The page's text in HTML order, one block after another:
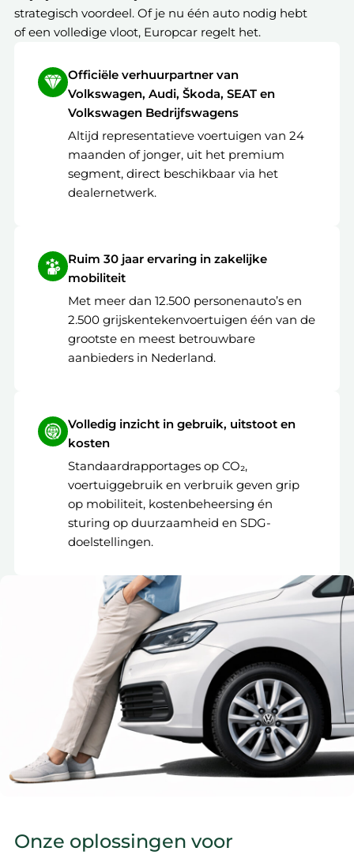
strategisch voordeel. Of je nu één auto nodig hebt
of een volledige vloot, Europcar regelt het.
Officiële verhuurpartner van
Volkswagen, Audi, Škoda, SEAT en
Volkswagen Bedrijfswagens
Altijd representatieve voertuigen van 24
maanden of jonger, uit het premium
segment, direct beschikbaar via het
dealernetwerk.
Ruim 30 jaar ervaring in zakelijke
mobiliteit
Met meer dan 12.500 personenauto’s en
2.500 grijskentekenvoertuigen één van de
grootste en meest betrouwbare
aanbieders in Nederland.
Volledig inzicht in gebruik, uitstoot en
kosten
Standaardrapportages op CO₂,
voertuiggebruik en verbruik geven grip
op mobiliteit, kostenbeheersing én
sturing op duurzaamheid en SDG-
doelstellingen.
Onze oplossingen voor